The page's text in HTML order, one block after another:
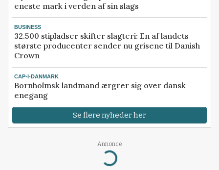
eneste mark i verden af sin slags
BUSINESS
32.500 stipladser skifter slagteri: En af landets
største producenter sender nu grisene til Danish
Crown
CAP-I-DANMARK
Bornholmsk landmand ærgrer sig over dansk
enegang
Se flere nyheder her
Annonce
Loading...